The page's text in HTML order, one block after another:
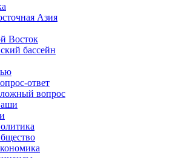
Азия
Восток
бассейн
ответ
вопрос